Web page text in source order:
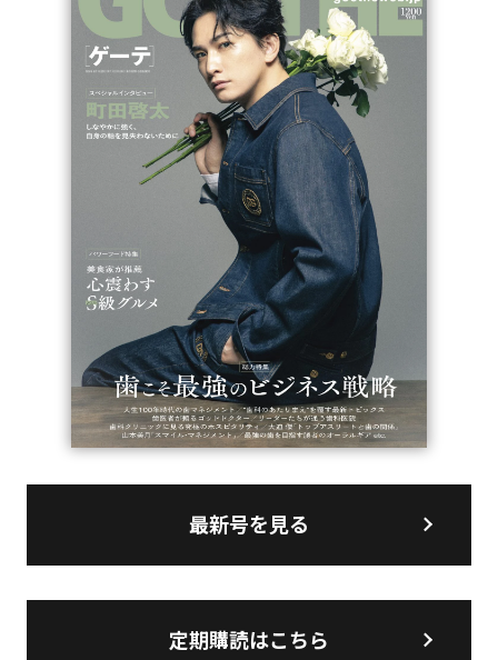
最新号を見る
定期購読はこちら